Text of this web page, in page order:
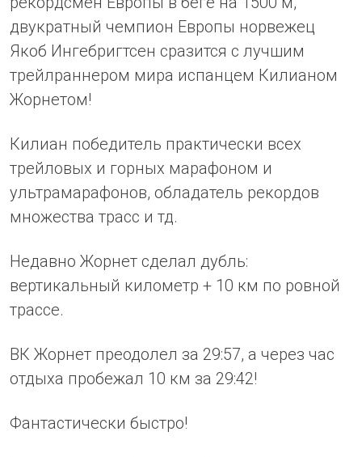
двукратный чемпион Европы норвежец
Якоб Ингебригтсен сразится с лучшим
трейлраннером мира испанцем Килианом
Жорнетом!
Килиан победитель практически всех
трейловых и горных марафоном и
ультрамарафонов, обладатель рекордов
множества трасс и тд.
Недавно Жорнет сделал дубль:
вертикальный километр + 10 км по ровной
трассе.
ВК Жорнет преодолел за 29:57, а через час
отдыха пробежал 10 км за 29:42!
Фантастически быстро!